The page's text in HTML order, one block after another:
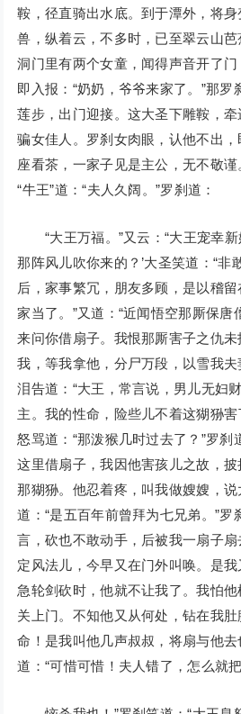
鞍，径直骑出水底。到于潭外，将
兽，纵着云，不多时，已至翠云山芭
洞门里有两个女童，闻得声音开了门
即入报：“奶奶，爷爷来家了。”那
莲步，出门迎接。这大圣下雕鞍，
骗女佳人。罗刹女肉眼，认他不出
座看茶，一家子见是主公，无不敬谨
“牛王”道：“夫人久阔。”罗刹道：
“大王万福。”又云：“大王宠幸新
那阵风儿吹你来的？’大圣笑道：“非
后，家事繁冗，朋友多顾，是以稽
家当了。”又道：“近闻悟空那厮保
来问你借扇子。我恨那厮害子之仇
我，等我拿他，分尸万段，以雪我
泪告道：“大王，常言说，男儿无妇
主。我的性命，险些儿不着这猢狲
怒骂道：“那泼猴几时过去了？”罗刹
这里借扇子，我因他害孩儿之故，
那猢狲。他忍着疼，叫我做嫂嫂，说
道：“是五百年前曾拜为七兄弟。”罗
言，砍也不敢动手，后被我一扇子
定风法儿，今早又在门外叫唤。是我
急轮剑砍时，他就不让我了。我怕
关上门。不知他又从何处，钻在我
命！是我叫他几声叔叔，将扇与他去
道：“可惜可惜！夫人错了，怎么就